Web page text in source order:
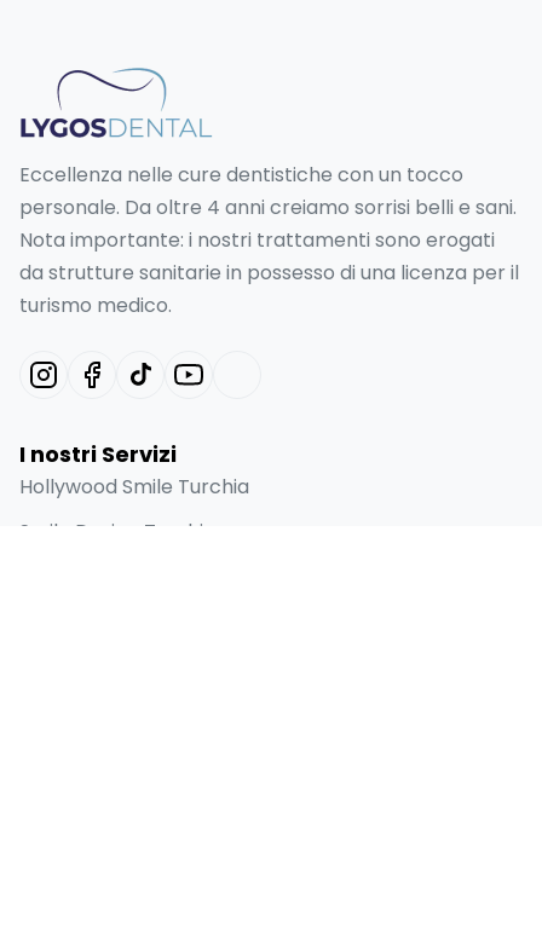
Eccellenza nelle cure dentistiche con un tocco
personale. Da oltre 4 anni creiamo sorrisi belli e sani.
Nota importante: i nostri trattamenti sono erogati
da strutture sanitarie in possesso di una licenza per il
turismo medico.
I nostri Servizi
Hollywood Smile Turchia
Smile Design Turchia